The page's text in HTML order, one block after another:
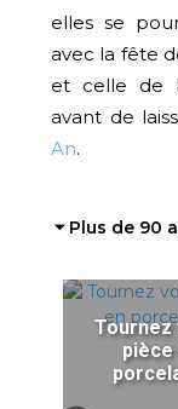
elles se
avec la fête
et celle de
avant de
An.
⏷ Plus de 90
pièce